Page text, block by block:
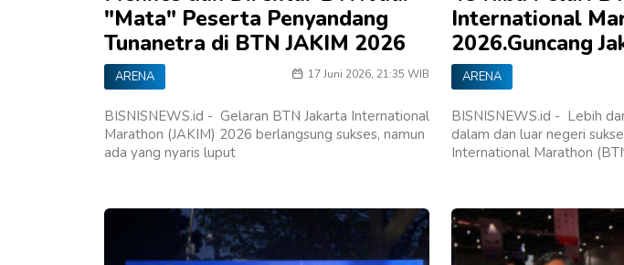
"Mata" Peserta Penyandang
Tunanetra di BTN JAKIM 2026
ARENA 17 Juni 2026, 21:35 WIB
BISNISNEWS.id - Gelaran BTN Jakarta International
Marathon (JAKIM) 2026 berlangsung sukses, namun
ada yang nyaris luput
International
2026.Guncang
ARENA
BISNISNEWS.id - Lebih
dalam dan luar negeri
International Marathon